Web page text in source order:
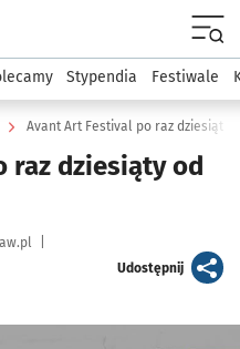
podserwis: Kultura
Stypendia Festiwale
Avant Art Festival po raz dziesiąty
raz dziesiąty od
Udostępnijartykuł